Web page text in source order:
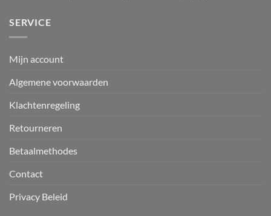
SERVICE
Mijn account
Algemene voorwaarden
Klachtenregeling
Retourneren
Betaalmethodes
Contact
Privacy Beleid